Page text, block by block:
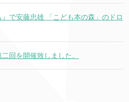
で安藤忠雄 「こども本の森」のドロ
回を開催致しました。